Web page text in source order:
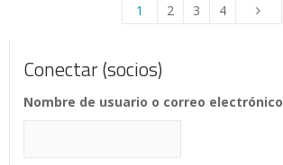
1 2 3 4
Conectar (socios)
Nombre de usuario o correo electrónico